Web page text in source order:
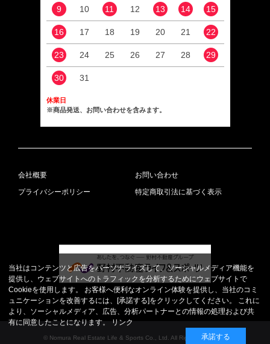
9 10 11 12 13 14 15
16 17 18 19 20 21 22
23 24 25 26 27 28 29
30 31
休業日
※商品発送、お問い合わせを含みます。
会社概要
お問い合わせ
プライバシーポリシー
特定商取引法に基づく表示
© Nomura Real Estate Life & Sports Co., Ltd. All Rights Reserved.
当社はコンテンツと広告をパーソナライズして、ソーシャルメディア機能を
提供し、ウェブサイトへのトラフィックを分析するためにウェブサイトで
Cookieを使用します。 お客様へ便利なオンライン体験を提供し、当社のコミ
ュニケーションを改善するには、[承諾する]をクリックしてください。 これに
より、ソーシャルメディア、広告、分析パートナーとの情報の処理および共
有に同意したことになります。
リンク
承諾する